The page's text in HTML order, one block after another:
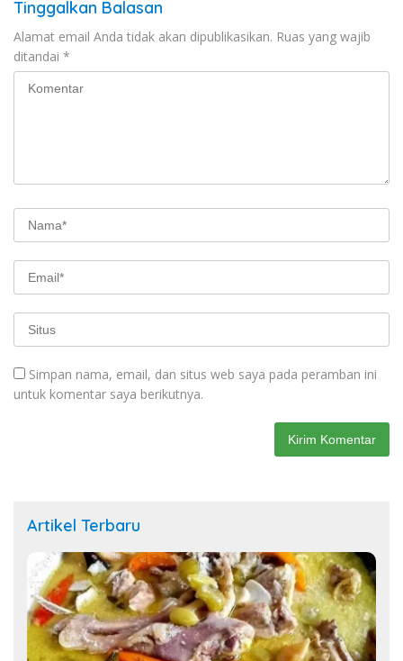
Tinggalkan Balasan
Alamat email Anda tidak akan dipublikasikan. Ruas yang wajib
ditandai *
Simpan nama, email, dan situs web saya pada peramban ini
untuk komentar saya berikutnya.
Artikel Terbaru